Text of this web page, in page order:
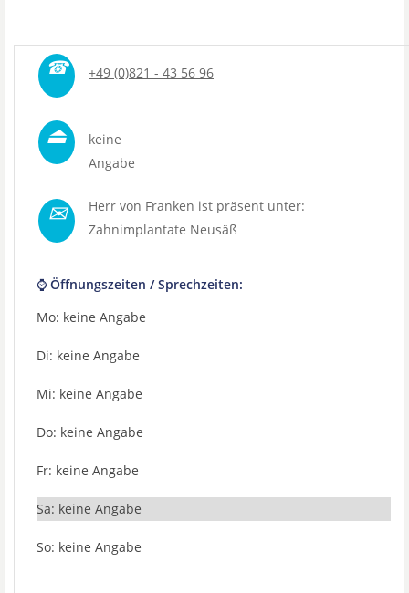
☎ +49 (0)821 - 43 56 96
⏏
keine
Angabe
✉
Herr von Franken ist präsent unter:
Zahnimplantate Neusäß
⌚ Öffnungszeiten / Sprechzeiten:
Mo: keine Angabe
Di: keine Angabe
Mi: keine Angabe
Do: keine Angabe
Fr: keine Angabe
Sa: keine Angabe
So: keine Angabe